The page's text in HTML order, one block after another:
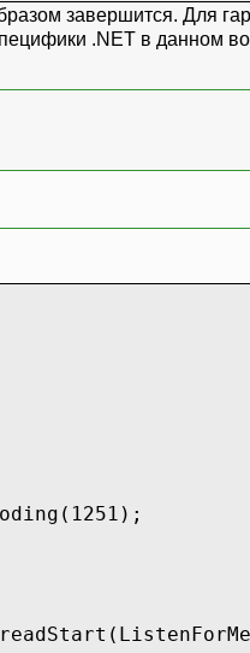
завершится. Для
.NET в данном